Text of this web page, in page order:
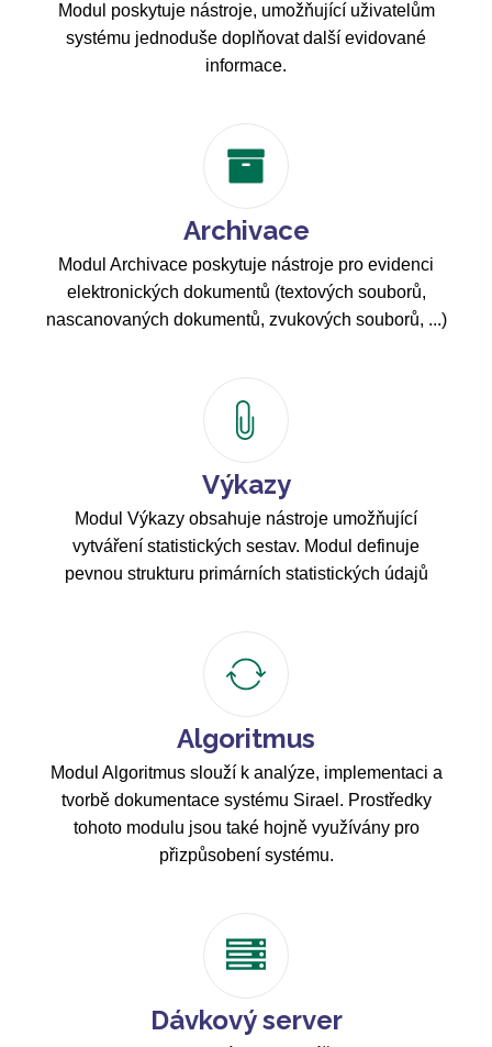
Modul poskytuje nástroje, umožňující uživatelům
systému jednoduše doplňovat další evidované
informace.
Archivace
Modul Archivace poskytuje nástroje pro evidenci
elektronických dokumentů (textových souborů,
nascanovaných dokumentů, zvukových souborů, ...)
Výkazy
Modul Výkazy obsahuje nástroje umožňující
vytváření statistických sestav. Modul definuje
pevnou strukturu primárních statistických údajů
Algoritmus
Modul Algoritmus slouží k analýze, implementaci a
tvorbě dokumentace systému Sirael. Prostředky
tohoto modulu jsou také hojně využívány pro
přizpůsobení systému.
Dávkový server